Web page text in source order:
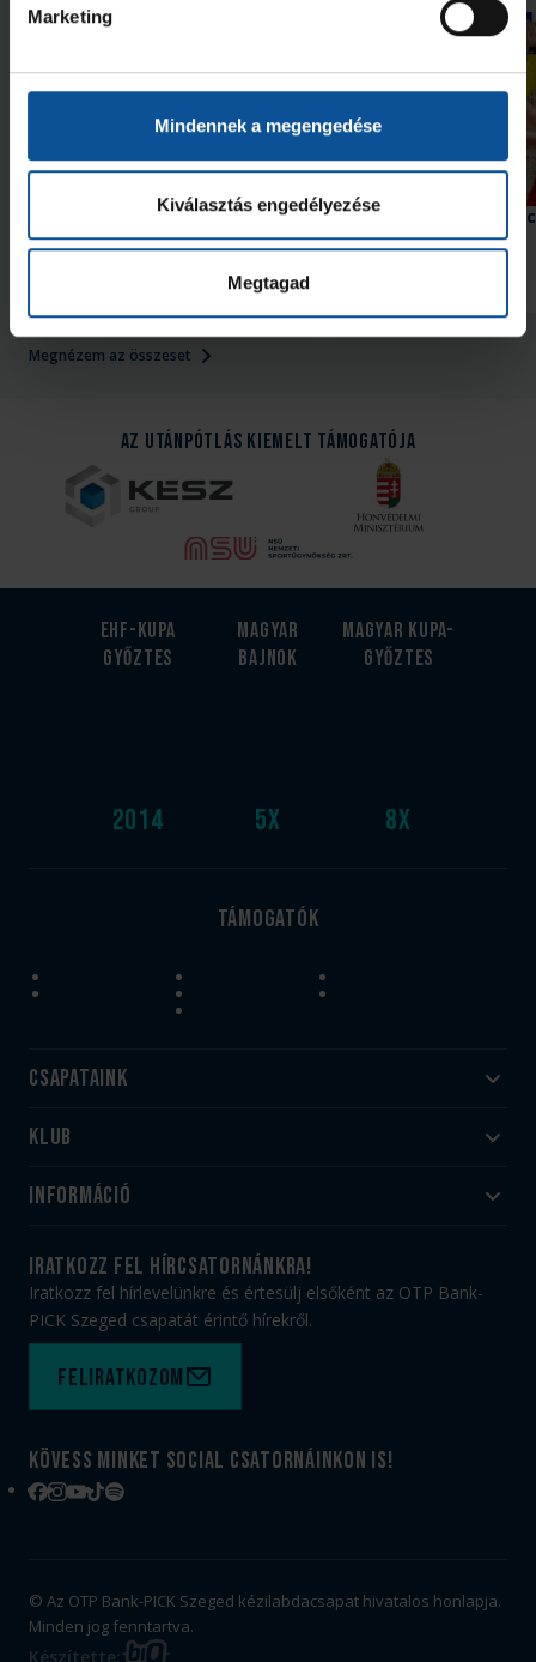
Marketing
Mindennek a megengedése
Kiválasztás engedélyezése
Megtagad
Megnézem az összeset
Második edzőmeccsüket
játszották
Győzelem az
Az Utánpótlás kiemelt támogatója
EHF-Kupa
győztes
2014
Magyar
bajnok
5x
Magyar kupa-
győztes
8x
Támogatók
Csapataink
Felnőtt
Utánpótlás
Klub
#HandballFamily
Munkatársaink
PICK Aréna
Sajtóakkreditáció
Információ
Jegy- és bérletvásárlás
Webshop
Felhasználási feltételek
Kapcsolat
iratkozz fel hírcsatornánkra!
Iratkozz fel hírlevelünkre és értesülj elsőként az OTP Bank-
PICK Szeged csapatát érintő hírekről.
Feliratkozom
Kövess minket social csatornáinkon is!
Facebook
Instagram
YouTube
TikTokSpotify
© Az OTP Bank-PICK Szeged kézilabdacsapat hivatalos honlapja.
Minden jog fenntartva.
Készítette: BIG